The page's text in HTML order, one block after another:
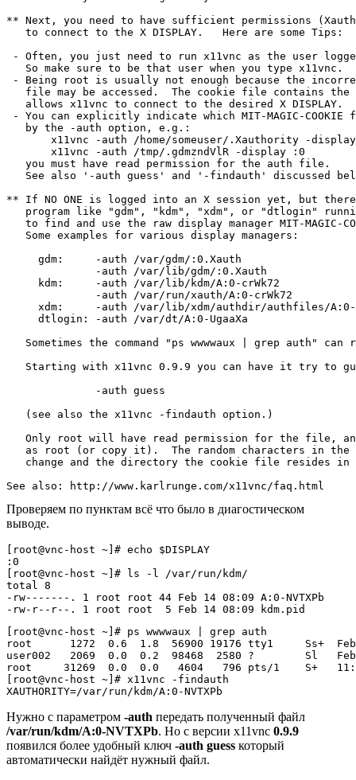
** Next, you need to have sufficient permissions
   to connect to the X DISPLAY.   Here are some Tips:
- Often, you just need to run x11vnc as the user
   So make sure to be that user when you type x11vnc.
- Being root is usually not enough because the incorrect
file may be accessed.  The cookie file contains the
   allows x11vnc to connect to the desired X DISPLAY.
- You can explicitly indicate which MIT-MAGIC-
   by the -auth option, e.g.:
x11vnc -auth /home/someuser/.Xauthority -
       x11vnc -auth /tmp/.gdmzndVlR -display :0
   you must have read permission for the auth file.
See also '-auth guess' and '-findauth' discussed
** If NO ONE is logged into an X session yet, but
program like "gdm", "kdm", "xdm", or "dtlogin"
to find and use the raw display manager MIT-MAGIC-
   Some examples for various display managers:
     gdm:     -auth /var/gdm/:0.Xauth
              -auth /var/lib/gdm/:0.Xauth
     kdm:     -auth /var/lib/kdm/A:0-crWk72
              -auth /var/run/xauth/A:0-crWk72
xdm:     -auth /var/lib/xdm/authdir/authfiles/
     dtlogin: -auth /var/dt/A:0-UgaaXa
Sometimes the command "ps wwwwaux | grep auth" can
Starting with x11vnc 0.9.9 you can have it try to
              -auth guess
   (see also the x11vnc -findauth option.)
Only root will have read permission for the file,
as root (or copy it).  The random characters in the
change and the directory the cookie file resides in
Проверяем по пунктам всё что было в диагостическом
выводе.
[root@vnc-host ~]# echo $DISPLAY
:0
[root@vnc-host ~]# ls -l /var/run/kdm/
total 8
-rw-------. 1 root root 44 Feb 14 08:09 A:0-NVTXPb
[root@vnc-host ~]# ps wwwwaux | grep auth
root      1272  0.6  1.8  56900 19176 tty1     Ss+
user002   2069  0.0  0.2  98468  2580 ?        Sl
root     31269  0.0  0.0   4604   796 pts/1    S+
[root@vnc-host ~]# x11vnc -findauth
Нужно с параметром -auth передать полученный файл
/var/run/kdm/A:0-NVTXPb. Но с версии x11vnc 0.9.9
появился более удобный ключ -auth guess который
автоматически найдёт нужный файл.